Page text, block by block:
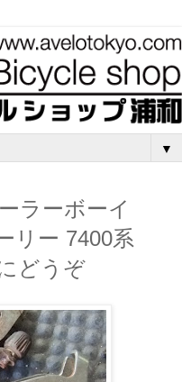
▼
ラーボーイ
リー 7400系
どうぞ